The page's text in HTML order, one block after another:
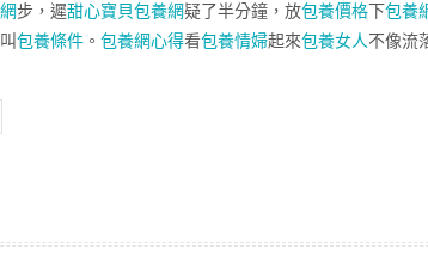
步，遲甜心寶貝包養網疑了半分鐘，放包養價格下包養
包養條件 。 包養網心得看包養情婦起來包養女人不像流